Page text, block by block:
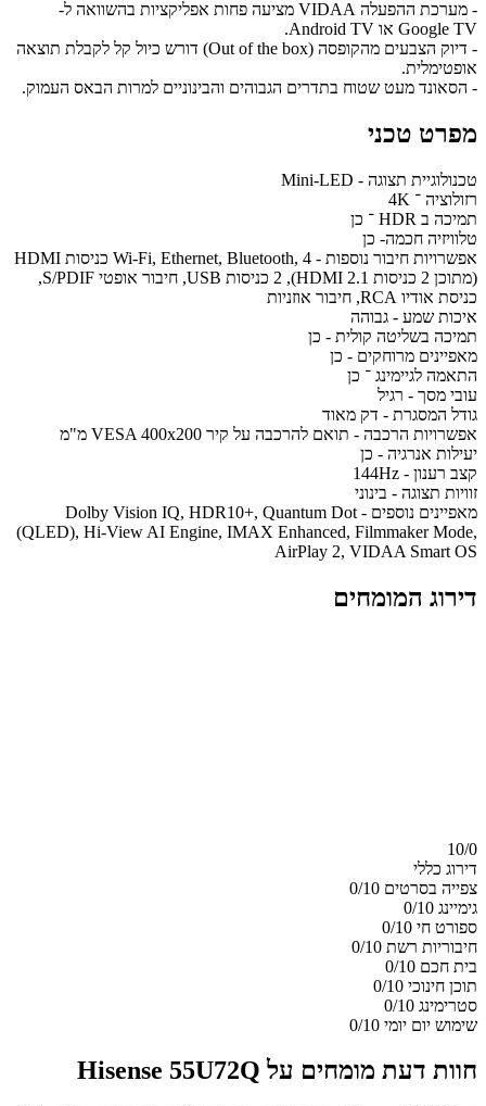
- מערכת ההפעלה VIDAA מציעה פחות אפליקציות בהשוואה ל-
Google TV או Android TV.
- דיוק הצבעים מהקופסה (Out of the box) דורש כיול קל לקבלת תוצאה
אופטימלית.
- הסאונד מעט שטוח בתדרים הגבוהים והבינוניים למרות הבאס העמוק.
מפרט טכני
טכנולוגיית תצוגה - Mini-LED
רזולוציה ־ 4K
תמיכה ב HDR ־ כן
טלוויזיה חכמה- כן
אפשרויות חיבור נוספות - Wi-Fi, Ethernet, Bluetooth, 4 כניסות HDMI
(מתוכן 2 כניסות HDMI 2.1), 2 כניסות USB, חיבור אופטי S/PDIF,
כניסת אודיו RCA, חיבור אוזניות
איכות שמע - גבוהה
תמיכה בשליטה קולית - כן
מאפיינים מרוחקים - כן
התאמה לגיימינג ־ כן
עובי מסך - רגיל
גודל המסגרת - דק מאוד
אפשרויות הרכבה - תואם להרכבה על קיר VESA 400x200 מ"מ
יעילות אנרגיה - כן
קצב רענון - 144Hz
זוויות תצוגה - בינוני
מאפיינים נוספים - Dolby Vision IQ, HDR10+, Quantum Dot
(QLED), Hi-View AI Engine, IMAX Enhanced, Filmmaker Mode,
AirPlay 2, VIDAA Smart OS
דירוג המומחים
10/0
דירוג כללי
צפייה בסרטים 0/10
גימיינג 0/10
ספורט חי 0/10
חיבוריות רשת 0/10
בית חכם 0/10
תוכן חינוכי 0/10
סטרימינג 0/10
שימוש יום יומי 0/10
חוות דעת מומחים על Hisense 55U72Q